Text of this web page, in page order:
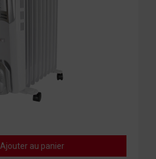
Ajouter au panier